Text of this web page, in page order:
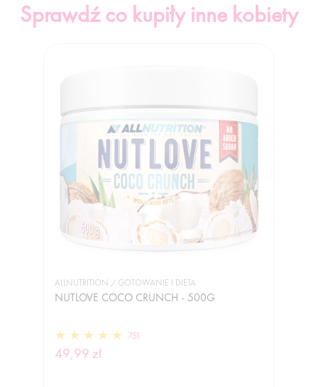
Sprawdź co kupiły inne kobiety
ALLNUTRITION / GOTOWANIE I DIETA
NUTLOVE COCO CRUNCH - 500G
751
49,99 zł